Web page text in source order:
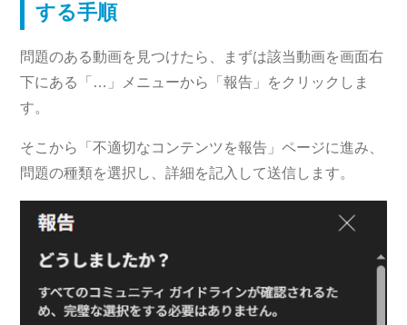
する手順
問題のある動画を見つけたら、まずは該当動画を画面右
下にある「…」メニューから「報告」をクリックしま
す。
そこから「不適切なコンテンツを報告」ページに進み、
問題の種類を選択し、詳細を記入して送信します。